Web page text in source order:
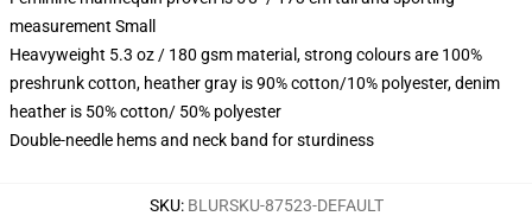
measurement Small
Heavyweight 5.3 oz / 180 gsm material, strong colours are 100%
preshrunk cotton, heather gray is 90% cotton/10% polyester, denim
heather is 50% cotton/ 50% polyester
Double-needle hems and neck band for sturdiness
SKU: BLURSKU-87523-DEFAULT